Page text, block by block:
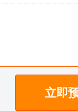
立即